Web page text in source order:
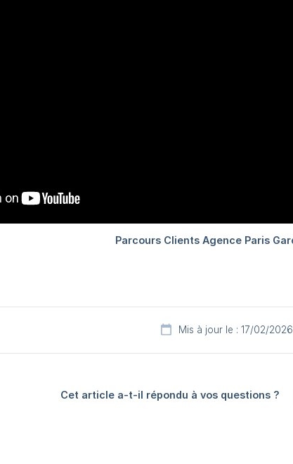
Mis à jour le : 17/02/2026
Cet article a-t-il répondu à vos questions ?